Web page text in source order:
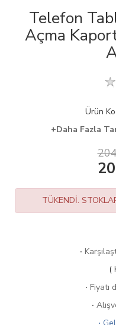
Telefon
Açma
Ürün
+Daha Fazla
TÜKENDİ.
·
(
· Fiyatı
·